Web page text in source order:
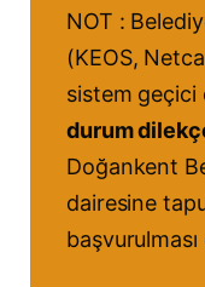
NOT :
(KEOS,
sistem geçici
durum
Doğankent
dairesine